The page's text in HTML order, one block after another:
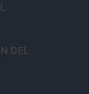
DEL